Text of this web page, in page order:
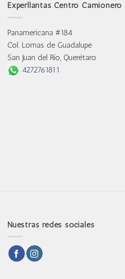
Experllantas Centro Camionero
Panamericana #184
Col. Lomas de Guadalupe
San Juan del Río, Querétaro
4272761811
Nuestras redes sociales